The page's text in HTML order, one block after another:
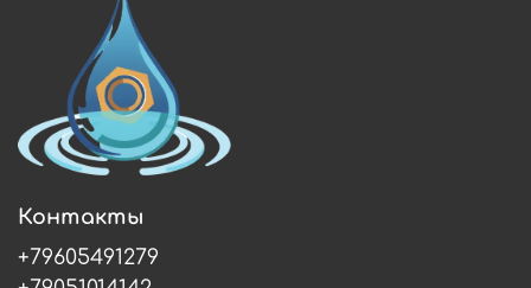
Контакты
+79605491279